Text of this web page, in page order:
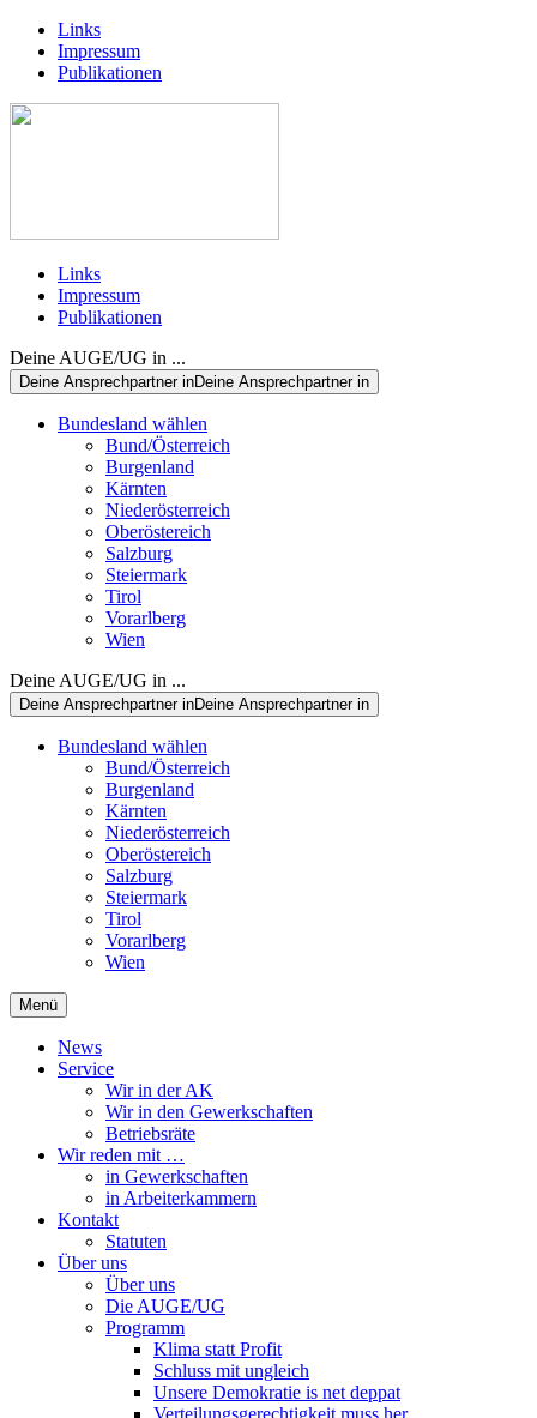
Links
Impressum
Publikationen
Links
Impressum
Publikationen
Deine AUGE/UG in ...
Deine Ansprechpartner inDeine Ansprechpartner in
Bundesland wählen
Bund/Österreich
Burgenland
Kärnten
Niederösterreich
Oberöstereich
Salzburg
Steiermark
Tirol
Vorarlberg
Wien
Deine AUGE/UG in ...
Deine Ansprechpartner inDeine Ansprechpartner in
Bundesland wählen
Bund/Österreich
Burgenland
Kärnten
Niederösterreich
Oberöstereich
Salzburg
Steiermark
Tirol
Vorarlberg
Wien
Menü
News
Service
Wir in der AK
Wir in den Gewerkschaften
Betriebsräte
Wir reden mit …
in Gewerkschaften
in Arbeiterkammern
Kontakt
Statuten
Über uns
Über uns
Die AUGE/UG
Programm
Klima statt Profit
Schluss mit ungleich
Unsere Demokratie is net deppat
Verteilungsgerechtigkeit muss her